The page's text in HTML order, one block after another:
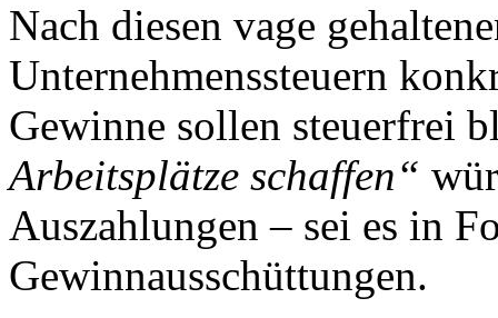
Nach diesen vage
Unternehmenssteuern
Gewinne sollen steuerfrei
Arbeitsplätze schaffen“
Auszahlungen – sei es in
Gewinnausschüttungen.